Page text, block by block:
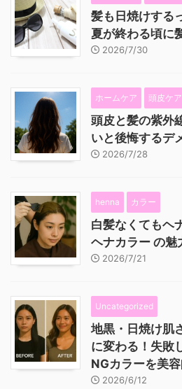
髪も日焼けする
夏が終わる頃に
2026/7/30
ホームケア 頭皮ケア
頭皮と髪の紫外
いと後悔するデ
2026/7/28
henna カラー
白髪なくてもヘ
ヘナカラー の魅
2026/7/21
Uncategorized
地黒・日焼け肌
に変わる！失敗
NGカラーを美
2026/6/12